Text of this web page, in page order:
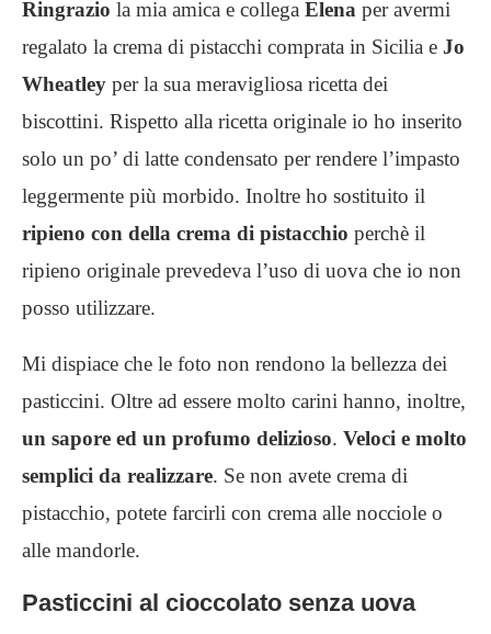
Ringrazio la mia amica e collega Elena per avermi
regalato la crema di pistacchi comprata in Sicilia e Jo
Wheatley per la sua meravigliosa ricetta dei
biscottini. Rispetto alla ricetta originale io ho inserito
solo un po’ di latte condensato per rendere l’impasto
leggermente più morbido. Inoltre ho sostituito il
ripieno con della crema di pistacchio perchè il
ripieno originale prevedeva l’uso di uova che io non
posso utilizzare.
Mi dispiace che le foto non rendono la bellezza dei
pasticcini. Oltre ad essere molto carini hanno, inoltre,
un sapore ed un profumo delizioso. Veloci e molto
semplici da realizzare. Se non avete crema di
pistacchio, potete farcirli con crema alle nocciole o
alle mandorle.
Pasticcini al cioccolato senza uova